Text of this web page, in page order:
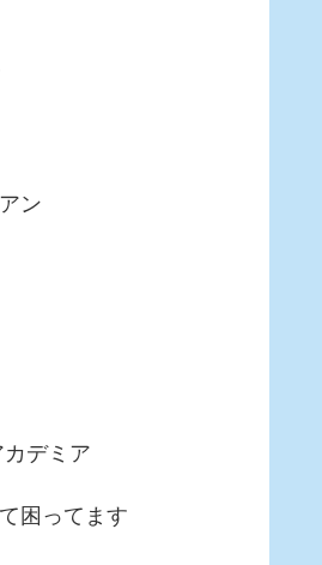
ン
デミア
困ってます